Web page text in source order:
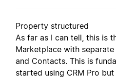
Property structured
As far as I can tell, this is
Marketplace with
and Contacts. This is
started using CRM Pro